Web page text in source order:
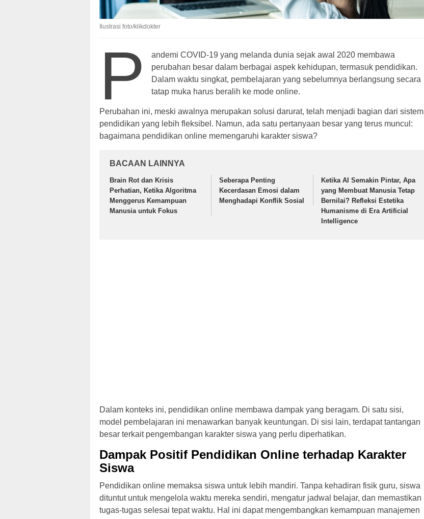
Ilustrasi foto/klikdokter
P
andemi COVID-19 yang melanda dunia sejak awal 2020 membawa
perubahan besar dalam berbagai aspek kehidupan, termasuk pendidikan.
Dalam waktu singkat, pembelajaran yang sebelumnya berlangsung secara
tatap muka harus beralih ke mode online.
Perubahan ini, meski awalnya merupakan solusi darurat, telah menjadi bagian dari sistem
pendidikan yang lebih fleksibel. Namun, ada satu pertanyaan besar yang terus muncul:
bagaimana pendidikan online memengaruhi karakter siswa?
BACAAN LAINNYA
Brain Rot dan Krisis
Perhatian, Ketika Algoritma
Menggerus Kemampuan
Manusia untuk Fokus
Seberapa Penting
Kecerdasan Emosi dalam
Menghadapi Konflik Sosial
Ketika AI Semakin Pintar, Apa
yang Membuat Manusia Tetap
Bernilai? Refleksi Estetika
Humanisme di Era Artificial
Intelligence
Dalam konteks ini, pendidikan online membawa dampak yang beragam. Di satu sisi,
model pembelajaran ini menawarkan banyak keuntungan. Di sisi lain, terdapat tantangan
besar terkait pengembangan karakter siswa yang perlu diperhatikan.
Dampak Positif Pendidikan Online terhadap Karakter
Siswa
Pendidikan online memaksa siswa untuk lebih mandiri. Tanpa kehadiran fisik guru, siswa
dituntut untuk mengelola waktu mereka sendiri, mengatur jadwal belajar, dan memastikan
tugas-tugas selesai tepat waktu. Hal ini dapat mengembangkan kemampuan manajemen